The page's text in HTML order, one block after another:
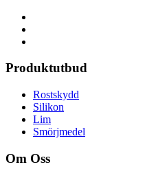
Produktutbud
Rostskydd
Silikon
Lim
Smörjmedel
Om Oss